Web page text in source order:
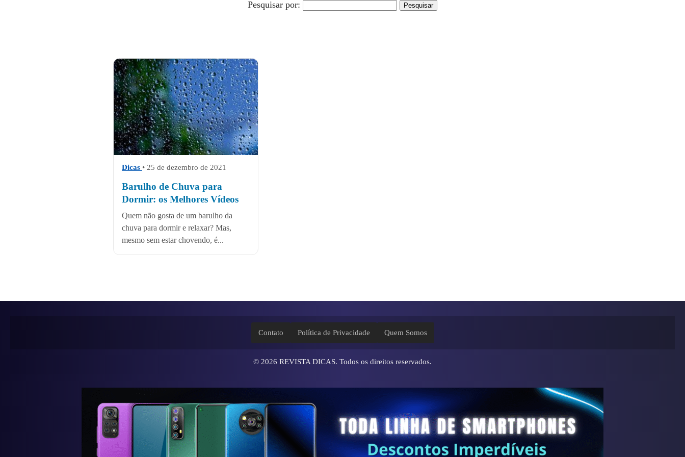
Pesquisar por:
Dicas • 25 de dezembro de 2021
Barulho de Chuva para
Dormir: os Melhores Vídeos
Quem não gosta de um barulho da
chuva para dormir e relaxar? Mas,
mesmo sem estar chovendo, é...
Contato Política de Privacidade Quem Somos
© 2026 REVISTA DICAS. Todos os direitos reservados.